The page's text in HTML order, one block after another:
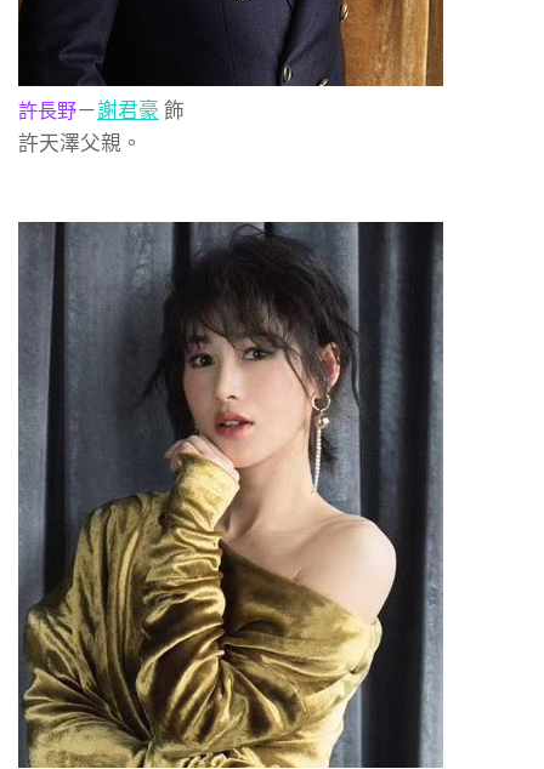
許長野－謝君豪 飾
許天澤父親。